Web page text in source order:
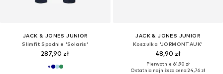
JACK & JONES JUNIOR
Slimfit Spodnie 'Solaris'
287,90 zł
JACK & JONES JUNIOR
Koszulka 'JORMONTAUK'
48,90 zł
Pierwotnie: 61,90 zł
Ostatnia najniższa cena:24,76 zł